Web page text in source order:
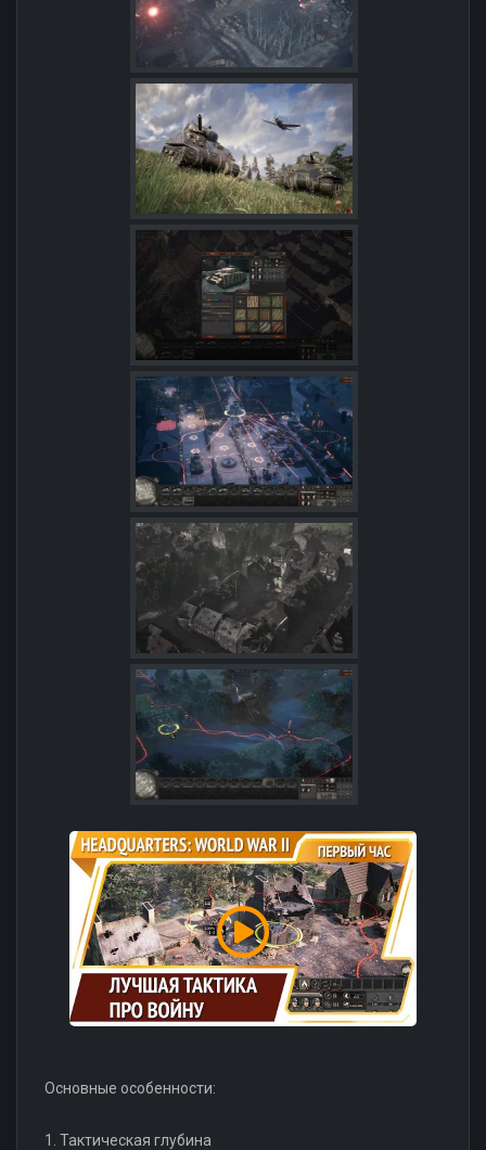
Основные особенности:
1. Тактическая глубина